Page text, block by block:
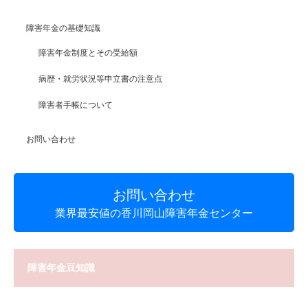
障害年金の基礎知識
障害年金制度とその受給額
病歴・就労状況等申立書の注意点
障害者手帳について
お問い合わせ
お問い合わせ
業界最安値の香川岡山障害年金センター
障害年金豆知識